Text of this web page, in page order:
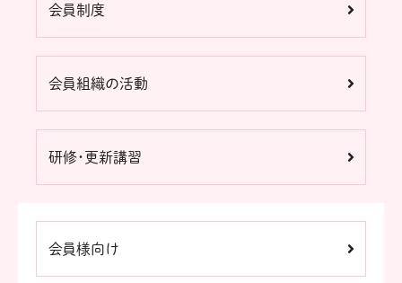
会員制度
会員組織の活動
研修・更新講習
会員様向け